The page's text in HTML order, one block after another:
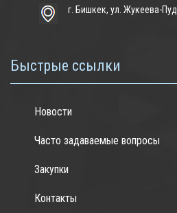
г. Бишкек, ул. Жукеева-
Быстрые ссылки
Новости
Часто задаваемые вопросы
Закупки
Контакты